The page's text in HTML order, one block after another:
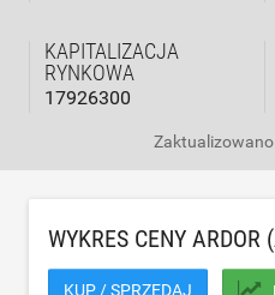
KAPITALIZACJA
RYNKOWA
17926300
Zaktualizowano
WYKRES CENY ARDOR
KUP / SPRZEDAJ